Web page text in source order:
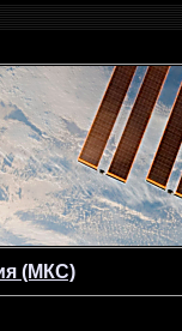
(МКС)